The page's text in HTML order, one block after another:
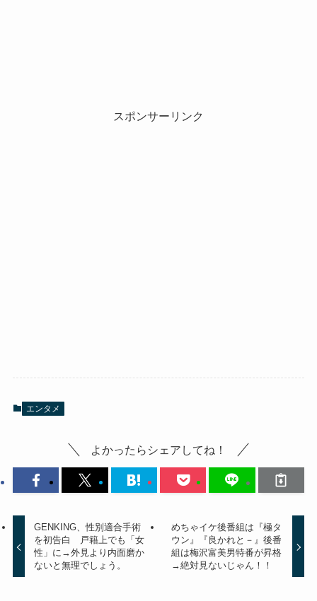
スポンサーリンク
エンタメ
よかったらシェアしてね！
GENKING、性別適合手術
を初告白 戸籍上でも「女
性」に→外見より内面磨か
ないと無理でしょう。
めちゃイケ後番組は『極タ
ウン』『良かれと－』後番
組は梅沢富美男特番が昇格
→絶対見ないじゃん！！